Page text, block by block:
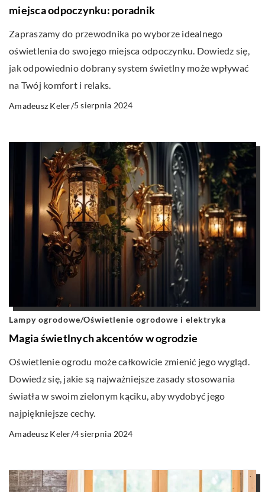
miejsca odpoczynku: poradnik
Zapraszamy do przewodnika po wyborze idealnego
oświetlenia do swojego miejsca odpoczynku. Dowiedz się,
jak odpowiednio dobrany system świetlny może wpływać
na Twój komfort i relaks.
Amadeusz Keler/5 sierpnia 2024
Lampy ogrodowe/Oświetlenie ogrodowe i elektryka
Magia świetlnych akcentów w ogrodzie
Oświetlenie ogrodu może całkowicie zmienić jego wygląd.
Dowiedz się, jakie są najważniejsze zasady stosowania
światła w swoim zielonym kąciku, aby wydobyć jego
najpiękniejsze cechy.
Amadeusz Keler/4 sierpnia 2024